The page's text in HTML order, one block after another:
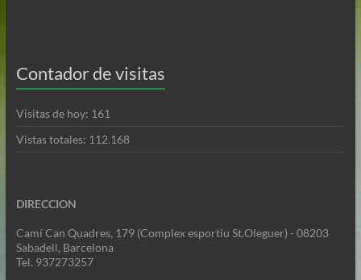
Contador de visitas
Visitas de hoy: 161
Vistas totales: 112.168
DIRECCION
Camí Can Quadres, 179 (Complex esportiu St.Oleguer) - 08203
Sabadell, Barcelona
Tel. 937273257